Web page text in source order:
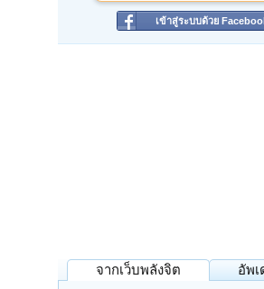
เข้าสู่ระบบด้วย
จากเว็บพลังจิต อัพ